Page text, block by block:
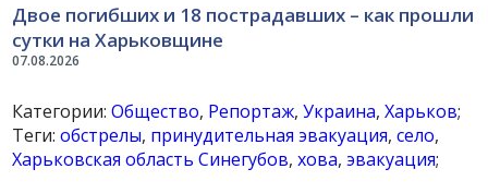
07.08.2026
Двое погибших и 18 пострадавших – как прошли
сутки на Харьковщине
Категории:Общество, Репортаж,Украина,Харьков;
Теги:обстрелы, принудительная эвакуация,село,
Харьковская область Синегубов,хова,эвакуация;